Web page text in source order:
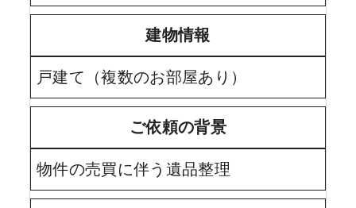
建物情報
戸建て（複数のお部屋あり）
ご依頼の背景
物件の売買に伴う遺品整理